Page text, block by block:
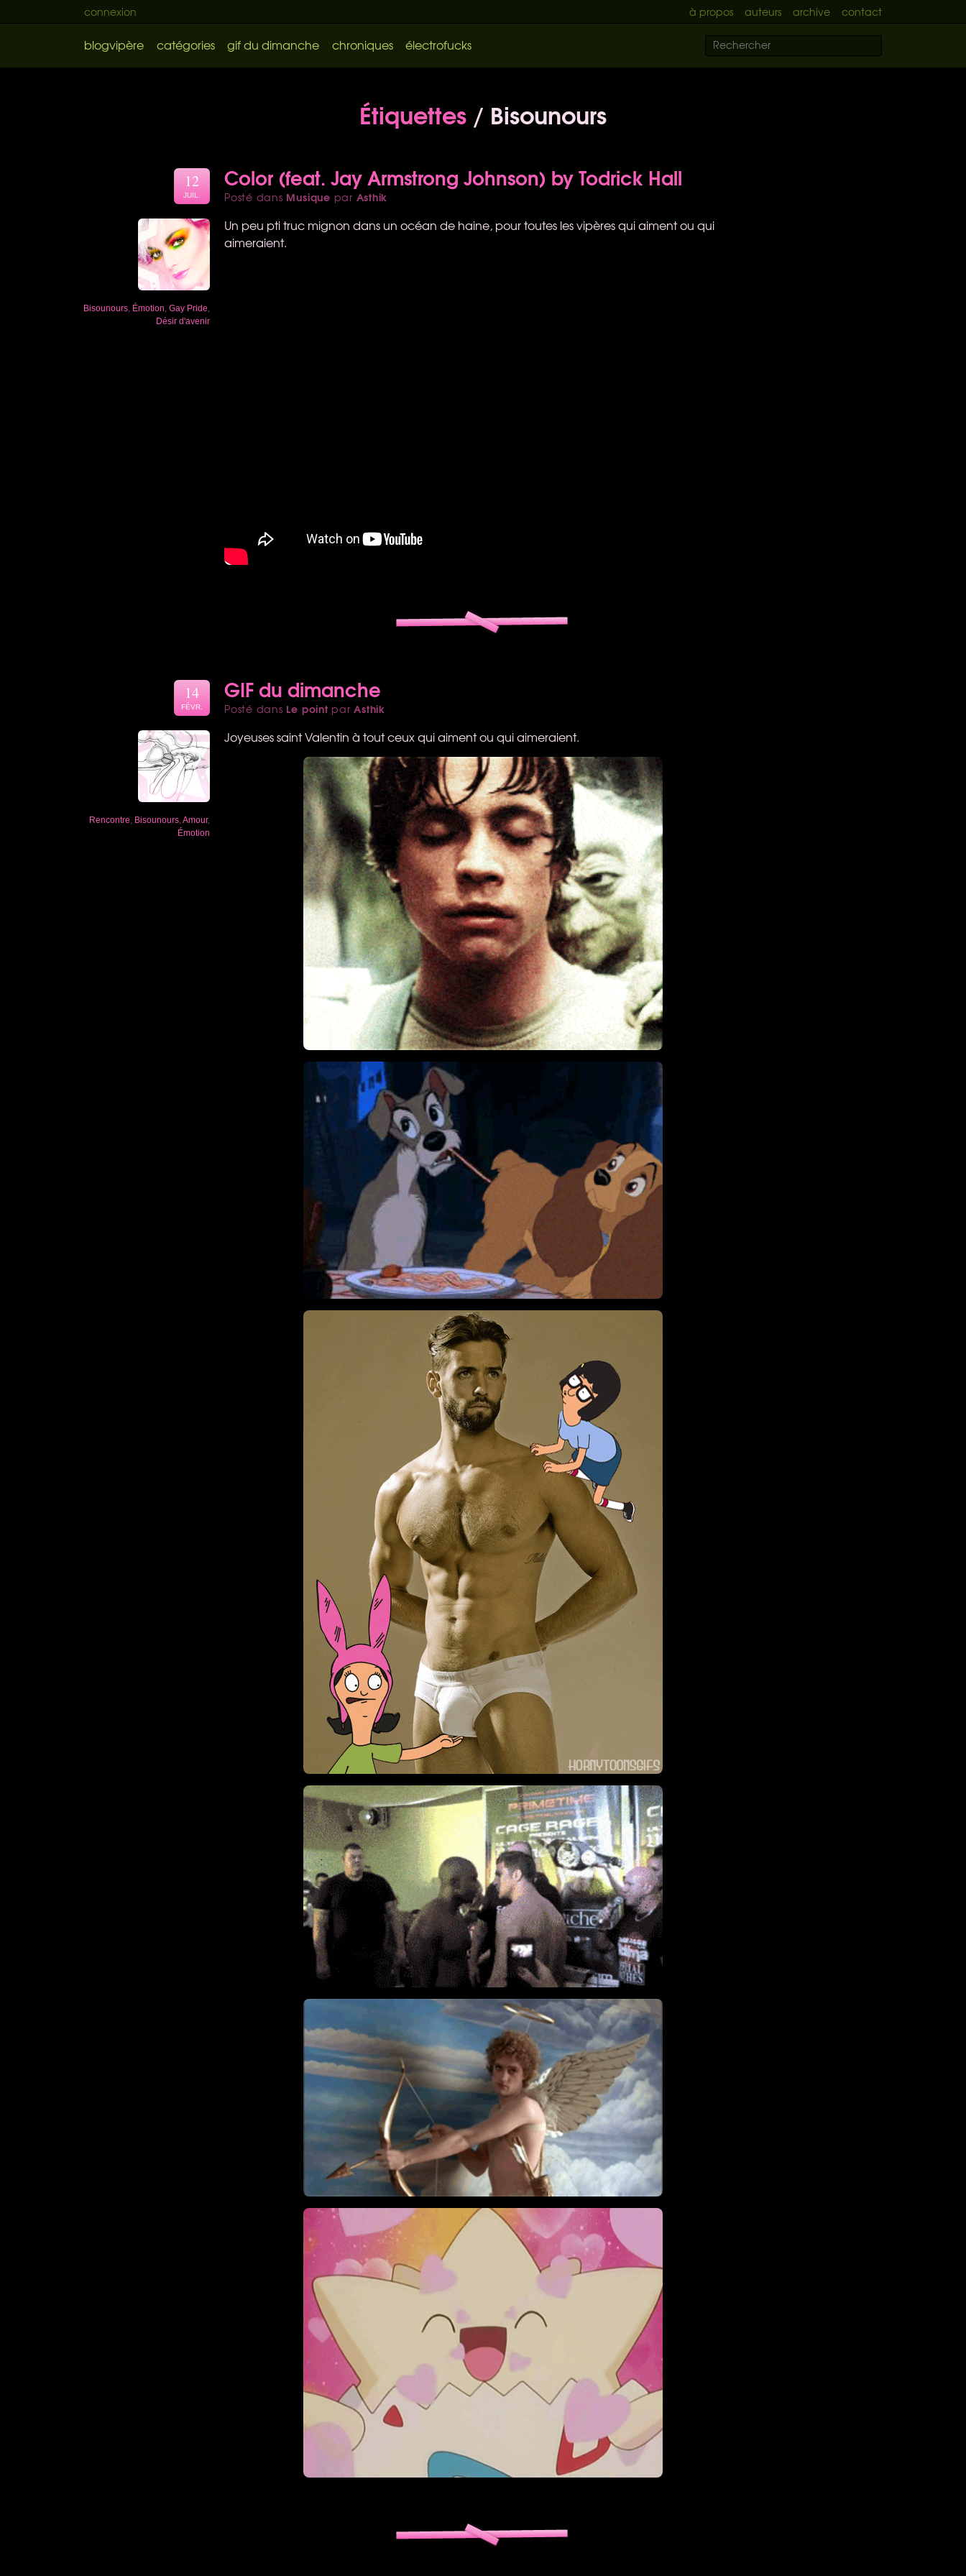
connexion à propos auteurs archive contact
blogvipère catégories gif du dimanche chroniques électrofucks
Étiquettes / Bisounours
Color (feat. Jay Armstrong Johnson) by Todrick Hall
Posté dans Musique par Asthik
12
JUIL.
Bisounours Émotion Gay Pride
Désir d'avenir
Un peu pti truc mignon dans un océan de haine, pour toutes les vipères qui aiment ou qui
aimeraient.
GIF du dimanche
Posté dans Le point parAsthik
14
FÉVR.
Rencontre Bisounours Amour,
Émotion
Joyeuses saint Valentin à tout ceux qui aiment ou qui aimeraient.